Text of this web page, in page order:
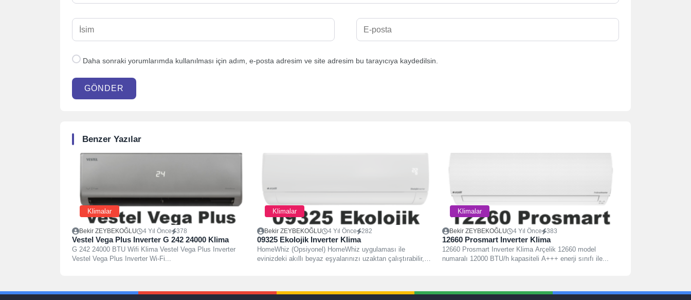
Daha sonraki yorumlarımda kullanılması için adım, e-posta adresim ve site adresim bu tarayıcıya kaydedilsin.
GÖNDER
Benzer Yazılar
Klimalar
Bekir ZEYBEKOĞLU 4 Yıl Önce 378
Vestel Vega Plus Inverter G 242 24000 Klima
G 242 24000 BTU Wifi Klima Vestel Vega Plus Inverter
Vestel Vega Plus Inverter Wi-Fi...
Klimalar
Bekir ZEYBEKOĞLU 4 Yıl Önce 282
09325 Ekolojik Inverter Klima
HomeWhiz (Opsiyonel) HomeWhiz uygulaması ile
evinizdeki akıllı beyaz eşyalarınızı uzaktan çalıştırabilir,
Klimalar
Bekir ZEYBEKOĞLU 4 Yıl Önce 383
12660 Prosmart Inverter Klima
12660 Prosmart Inverter Klima Arçelik 12660 model
numaralı 12000 BTU/h kapasiteli A+++ enerji sınıfı ile...